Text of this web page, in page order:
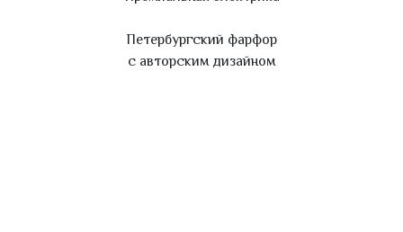
Петербургский фарфор
с авторским дизайном